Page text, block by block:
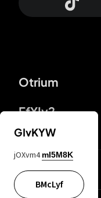
Otrium
FfYIy2
ZbBJcb
GIvKYW
jOXvm4 mI5M8K
BMcLyf